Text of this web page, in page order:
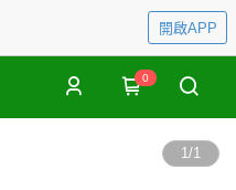
開啟APP
0
1/1